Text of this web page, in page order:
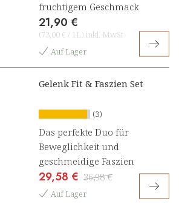
fruchtigem Geschmack
21,90 €
(73,00 € / 1L) inkl. MwSt
Auf Lager
Gelenk Fit & Faszien Set
(3)
Das perfekte Duo für
Beweglichkeit und
geschmeidige Faszien
29,58 € 36,98 €
Auf Lager